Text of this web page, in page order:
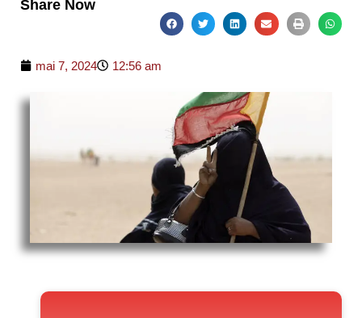
Share Now
mai 7, 2024 12:56 am